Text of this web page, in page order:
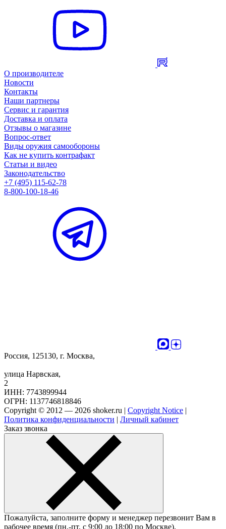
О производителе
Новости
Контакты
Наши партнеры
Сервис и гарантия
Доставка и оплата
Отзывы о магазине
Вопрос-ответ
Виды оружия самообороны
Как не купить контрафакт
Статьи и видео
Законодательство
+7 (495) 115-62-78
8-800-100-18-46
Россия, 125130, г. Москва,
улица Нарвская,
2
ИНН: 7743899944
ОГРН: 1137746818846
Copyright © 2012 — 2026 shoker.ru | Copyright Notice |
Политика конфиденциальности | Личный кабинет
Заказ звонка
Пожалуйста, заполните форму и менеджер перезвонит Вам в
рабочее время (пн.-пт. с 9:00 до 18:00 по Москве).